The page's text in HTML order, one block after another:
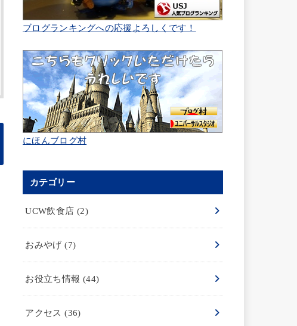
ブログランキングへの応援よろしくです！
にほんブログ村
カテゴリー
UCW飲食店 (2)
おみやげ(7)
お役立ち情報 (44)
アクセス(36)